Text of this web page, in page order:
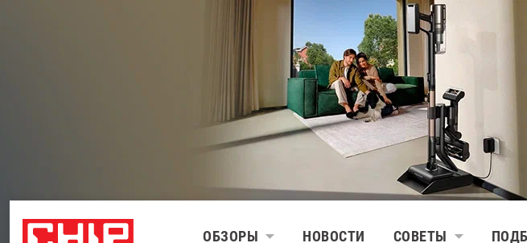
ОБЗОРЫ НОВОСТИ СОВЕТЫ